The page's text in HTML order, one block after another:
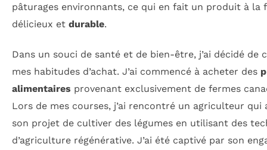
pâturages environnants, ce qui en fait un produit à la
délicieux et durable.
Dans un souci de santé et de bien-être, j’ai décidé de
mes habitudes d’achat. J’ai commencé à acheter des
alimentaires provenant exclusivement de fermes
Lors de mes courses, j’ai rencontré un agriculteur qui
son projet de cultiver des légumes en utilisant des
d’agriculture régénérative. J’ai été captivé par son